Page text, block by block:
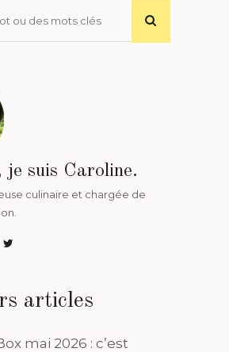
je suis Caroline.
culinaire et chargée de
articles
mai 2026 : c’est